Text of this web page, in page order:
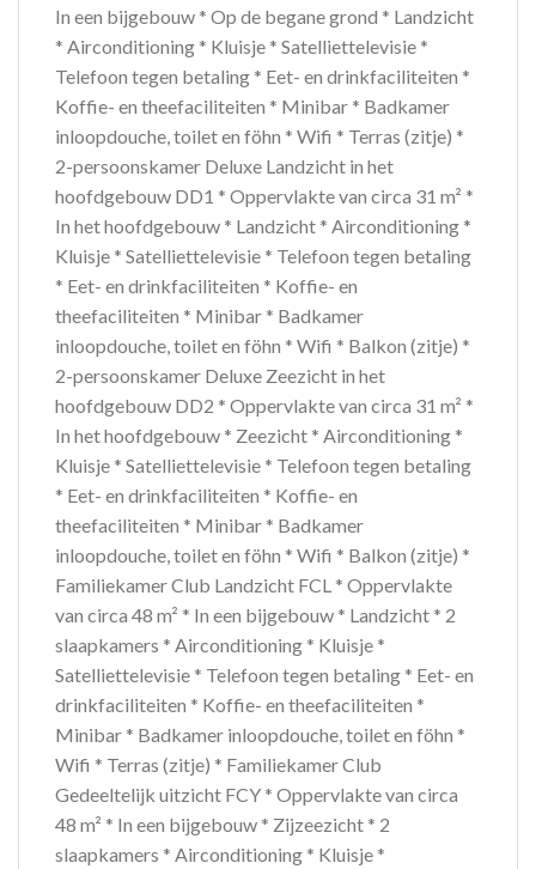
In een bijgebouw * Op de begane grond * Landzicht
* Airconditioning * Kluisje * Satelliettelevisie *
Telefoon tegen betaling * Eet- en drinkfaciliteiten *
Koffie- en theefaciliteiten * Minibar * Badkamer
inloopdouche, toilet en föhn * Wifi * Terras (zitje) *
2-persoonskamer Deluxe Landzicht in het
hoofdgebouw DD1 * Oppervlakte van circa 31 m² *
In het hoofdgebouw * Landzicht * Airconditioning *
Kluisje * Satelliettelevisie * Telefoon tegen betaling
* Eet- en drinkfaciliteiten * Koffie- en
theefaciliteiten * Minibar * Badkamer
inloopdouche, toilet en föhn * Wifi * Balkon (zitje) *
2-persoonskamer Deluxe Zeezicht in het
hoofdgebouw DD2 * Oppervlakte van circa 31 m² *
In het hoofdgebouw * Zeezicht * Airconditioning *
Kluisje * Satelliettelevisie * Telefoon tegen betaling
* Eet- en drinkfaciliteiten * Koffie- en
theefaciliteiten * Minibar * Badkamer
inloopdouche, toilet en föhn * Wifi * Balkon (zitje) *
Familiekamer Club Landzicht FCL * Oppervlakte
van circa 48 m² * In een bijgebouw * Landzicht * 2
slaapkamers * Airconditioning * Kluisje *
Satelliettelevisie * Telefoon tegen betaling * Eet- en
drinkfaciliteiten * Koffie- en theefaciliteiten *
Minibar * Badkamer inloopdouche, toilet en föhn *
Wifi * Terras (zitje) * Familiekamer Club
Gedeeltelijk uitzicht FCY * Oppervlakte van circa
48 m² * In een bijgebouw * Zijzeezicht * 2
slaapkamers * Airconditioning * Kluisje *